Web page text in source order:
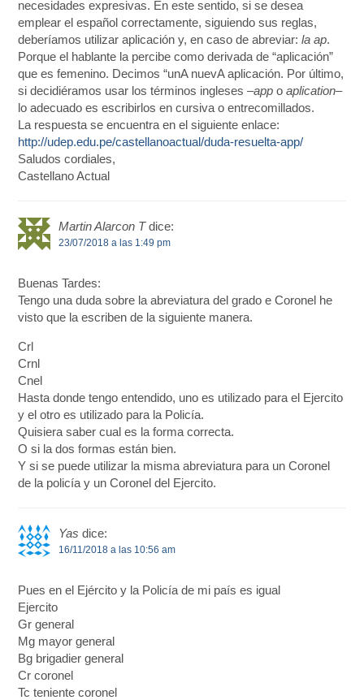
necesidades expresivas. En este sentido, si se desea
emplear el español correctamente, siguiendo sus reglas,
deberíamos utilizar aplicación y, en caso de abreviar:la ap.
Porque el hablante la percibe como derivada de “aplicación”
que es femenino. Decimos “unA nuevA aplicación. Por último,
si decidiéramos usar los términos ingleses –app oaplication–
lo adecuado es escribirlos en cursiva o entrecomillados.
La respuesta se encuentra en el siguiente enlace:
http://udep.edu.pe/castellanoactual/duda-resuelta-app/
Saludos cordiales,
Castellano Actual
Martin Alarcon T dice:
23/07/2018 a las 1:49 pm
Buenas Tardes:
Tengo una duda sobre la abreviatura del grado e Coronel he
visto que la escriben de la siguiente manera.
Crl
Crnl
Cnel
Hasta donde tengo entendido, uno es utilizado para el Ejercito
y el otro es utilizado para la Policía.
Quisiera saber cual es la forma correcta.
O si la dos formas están bien.
Y si se puede utilizar la misma abreviatura para un Coronel
de la policía y un Coronel del Ejercito.
Yas dice:
16/11/2018 a las 10:56 am
Pues en el Ejército y la Policía de mi país es igual
Ejercito
Gr general
Mg mayor general
Bg brigadier general
Cr coronel
Tc teniente coronel